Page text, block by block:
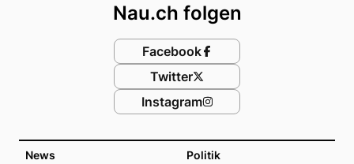
News Politik
Nau.ch folgen
Facebook
Twitter
Instagram